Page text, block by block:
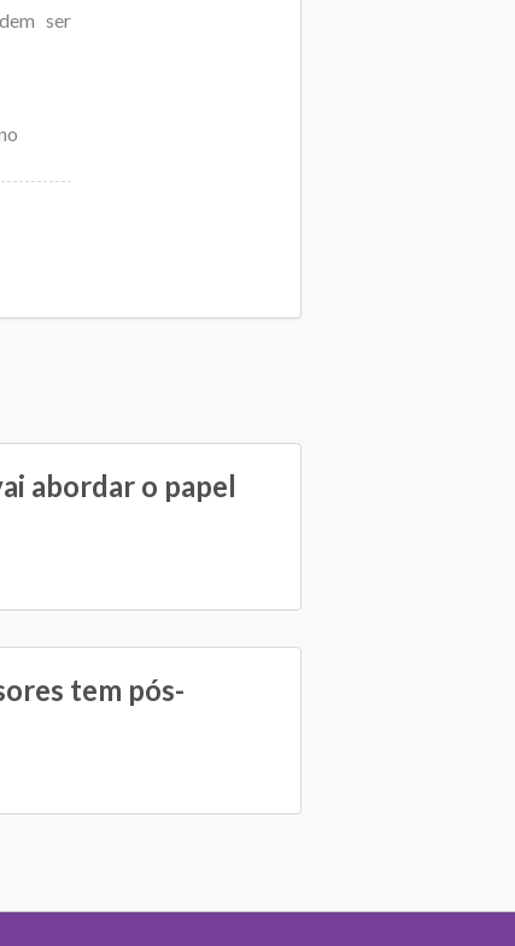
ser
abordar o papel
tem pós-